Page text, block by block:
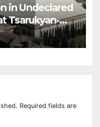
in Undeclared
Tsarukyan-
Center
Required fields are